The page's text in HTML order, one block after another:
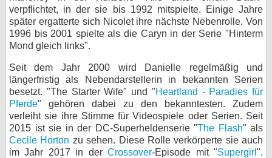
verpflichtet, in der sie bis 1992 mitspielte. Einige Jahre
später ergatterte sich Nicolet ihre nächste Nebenrolle. Von
1996 bis 2001 spielte als die Caryn in der Serie "Hinterm
Mond gleich links".
Seit dem Jahr 2000 wird Danielle regelmäßig und
längerfristig als Nebendarstellerin in bekannten Serien
besetzt. "The Starter Wife" und "Heartland - Paradies für
Pferde" gehören dabei zu den bekanntesten. Zudem
verleiht sie ihre Stimme für Videospiele oder Serien. Seit
2015 ist sie in der DC-Superheldenserie "The Flash" als
Cecile Horton zu sehen. Diese Rolle verkörperte sie auch
im Jahr 2017 in derCrossover-Episode mit "Supergirl".
bei X
bei Facebook
Kontakt
Nutzungsbedingungen
Datenschutz
Cookie-Einstellungen